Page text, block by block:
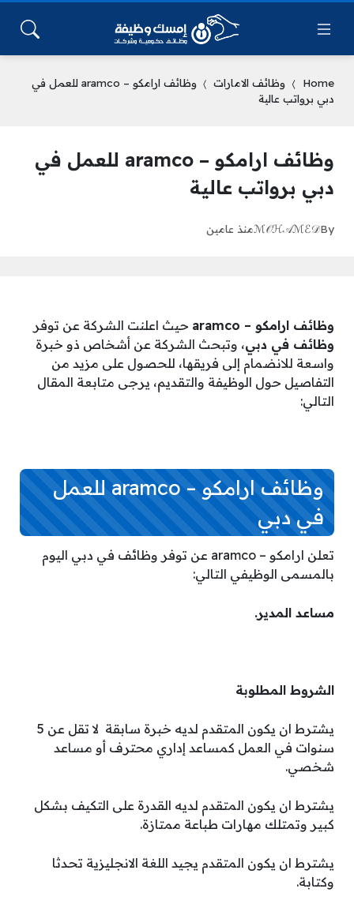
Home وظائف الامارات
وظائف ارامكو – aramco للعمل في
دبي برواتب عالية
وظائف ارامكو – aramco للعمل في
دبي برواتب عالية
By
ℳ𝒪ℋ𝒜ℳℰ𝒟منذ عامين
وظائف ارامكو – aramco
حيث اعلنت الشركة عن توفر
وظائف في دبي، وتبحث الشركة عن أشخاص ذو خبرة
واسعة للانضمام إلى فريقها، للحصول على مزيد من
التفاصيل حول الوظيفة والتقديم، يرجى متابعة المقال
التالي:
وظائف ارامكو – aramco للعمل
في دبي
تعلن ارامكو – aramco عن توفر وظائف في دبي اليوم
بالمسمى الوظيفي التالي:
مساعد المدير.
الشروط المطلوبة
يشترط ان يكون المتقدم لديه خبرة سابقة لا تقل عن 5
سنوات في العمل كمساعد إداري محترف أو مساعد
شخصي.
يشترط ان يكون المتقدم لديه القدرة على التكيف بشكل
كبير وتمتلك مهارات طباعة ممتازة.
يشترط ان يكون المتقدم يجيد اللغة الانجليزية تحدثا
وكتابة.